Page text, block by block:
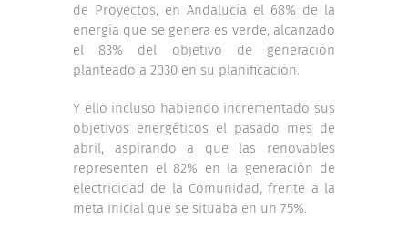
de Proyectos, en Andalucía el 68% de la
energía que se genera es verde, alcanzado
el 83% del objetivo de generación
planteado a 2030 en su planificación.
Y ello incluso habiendo incrementado sus
objetivos energéticos el pasado mes de
abril, aspirando a que las renovables
representen el 82% en la generación de
electricidad de la Comunidad, frente a la
meta inicial que se situaba en un 75%.